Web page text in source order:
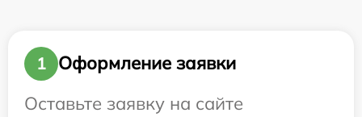
1
Оформление заявки
Оставьте заявку на сайте